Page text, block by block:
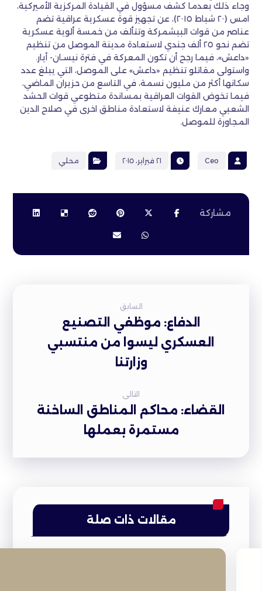
وجاء ذلك بعدما كشف مسؤول في القيادة المركزية الأميركية،
امس (٢٠ شباط ٢٠١٥)، عن تجهيز قوة عسكرية عراقية تضم
عناصر من قوات البيشمركة وتتألف من خمسة ألوية عسكرية
تضم نحو ٢٥ ألف جندي لاستعادة مدينة الموصل من تنظيم
«داعش»، فيما رجح أن تكون المعركة في فترة نيسـان- أيار.
واستولى مقاتلو تنظيم «داعش» على الموصل، التي يبلغ عدد
سكانها أكثر من مليون نسمة، في التاسع من حزيران الماضي،
فيما تخوض القوات العراقية بمساندة متطوعي قوات الحشد
الشعبي معارك عنيفة لاستعادة مناطق اخرى في صلاح الدين
المجاورة للموصل.
Ceo ٢١ فبراير، ٢٠١٥ محلي
السابق
الدفاع: موظفي التصنيع
العسكري ليسوا من منتسبي
وزارتنا
التالى
القضاء: محاكم المناطق الساخنة
مستمرة بعملها
مقالات ذات صلة